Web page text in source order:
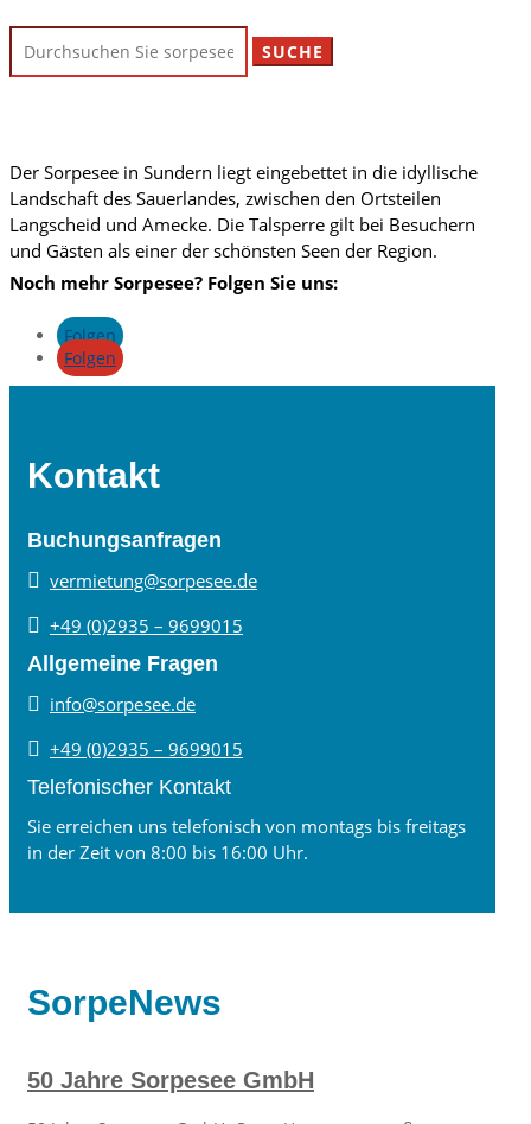
nach:
Der Sorpesee in Sundern liegt eingebettet in die idyllische
Landschaft des Sauerlandes, zwischen den Ortsteilen
Langscheid und Amecke. Die Talsperre gilt bei Besuchern
und Gästen als einer der schönsten Seen der Region.
Noch mehr Sorpesee? Folgen Sie uns:
Folgen
Folgen
Kontakt
Buchungsanfragen
 vermietung@sorpesee.de
 +49 (0)2935 – 9699015
Allgemeine Fragen
 info@sorpesee.de
 +49 (0)2935 – 9699015
Telefonischer Kontakt
Sie erreichen uns telefonisch von montags bis freitags
in der Zeit von 8:00 bis 16:00 Uhr.
SorpeNews
50 Jahre Sorpesee GmbH